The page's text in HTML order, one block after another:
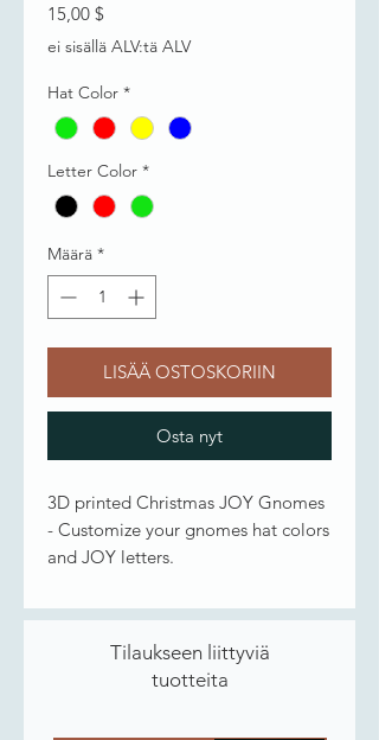
15,00 $
ei sisällä ALV:tä ALV
Hat Color *
Letter Color *
Määrä *
LISÄÄ OSTOSKORIIN
Osta nyt
3D printed Christmas JOY Gnomes
- Customize your gnomes hat colors
and JOY letters.
Tilaukseen liittyviä
tuotteita